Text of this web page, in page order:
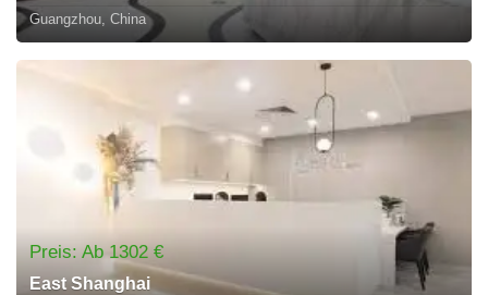
Guangzhou, China
Preis: Ab 1302 €
East Shanghai